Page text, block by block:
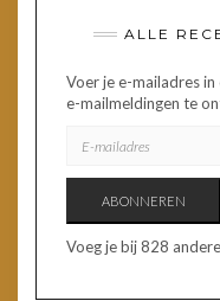
ALLE
Voer je e-mailadres
e-mailmeldingen te
MAILADRES
ABONNEREN
Voeg je bij 828